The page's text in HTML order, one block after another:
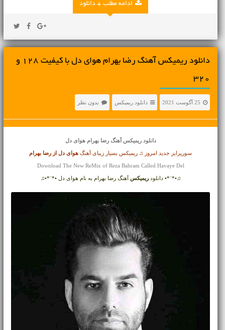
ادامه مطلب + دانلود
دانلود ریمیکس آهنگ رضا بهرام هوای دل با کیفیت 128 و
320
25 آگوست 2021 دانلود ریمیکس بدون نظر
دانلود ریمیکس آهنگ رضا بهرام هوای دل
سورپرایز جدید امروز ♫ ریمیکس بسیار زیبای آهنگ هوای دل از رضا بهرام
Download The New ReMix of Reza Bahram Called Havaye Del
♫•*¨*• دانلودریمیکس آهنگ رضا بهرام به نام هوای دل •*¨*•♫